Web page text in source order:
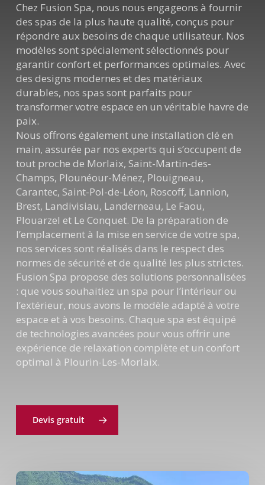
Chez Fusion Spa, nous nous engageons à fournir
des spas de la plus haute qualité, conçus pour
répondre aux besoins de chaque utilisateur. Nos
modèles sont spécialement sélectionnés pour
garantir confort et performances optimales. Avec
des designs modernes et des matériaux
durables, nos spas sont parfaits pour
transformer votre espace en un véritable havre de
paix.
Nous offrons également une installation clé en
main, assurée par nos experts qui s’occupent de
tout proche de Morlaix, Saint-Martin-des-
Champs, Plounéour-Ménez, Plouigneau,
Carantec, Saint-Pol-de-Léon, Roscoff, Lannion,
Brest, Landivisiau, Landerneau, Le Faou,
Plouarzel et Le Conquet. De la préparation de
l’emplacement à la mise en service de votre spa,
nos services sont réalisés dans le respect des
normes de sécurité et de qualité les plus strictes.
Fusion Spa propose des solutions personnalisées
: que vous souhaitiez un spa pour l’intérieur ou
l’extérieur, nous avons le modèle adapté à votre
espace et à vos besoins. Chaque spa est équipé
de technologies avancées pour vous offrir une
expérience de relaxation complète et un confort
optimal à Plourin-Les-Morlaix.
Devis gratuit